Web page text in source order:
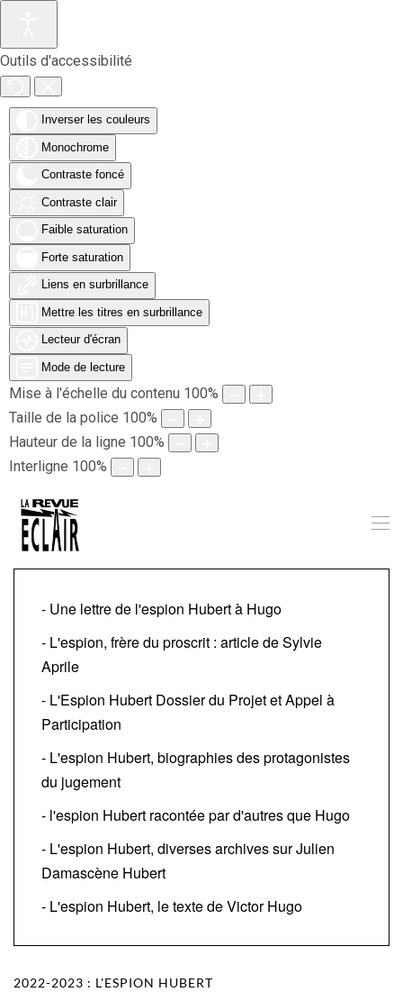
Outils d'accessibilité
Inverser les couleurs
Monochrome
Contraste foncé
Contraste clair
Faible saturation
Forte saturation
Liens en surbrillance
Mettre les titres en surbrillance
Lecteur d'écran
Mode de lecture
Mise à l'échelle du contenu 100%
Taille de la police 100%
Hauteur de la ligne 100%
Interligne 100%
Accéder au contenu principal
- Une lettre de l'espion Hubert à Hugo
- L'espion, frère du proscrit : article de Sylvie
Aprile
- L'Espion Hubert Dossier du Projet et Appel à
Participation
- L'espion Hubert, biographies des protagonistes
du jugement
- l'espion Hubert racontée par d'autres que Hugo
- L'espion Hubert, diverses archives sur Julien
Damascène Hubert
- L'espion Hubert, le texte de Victor Hugo
2022-2023 : L'ESPION HUBERT